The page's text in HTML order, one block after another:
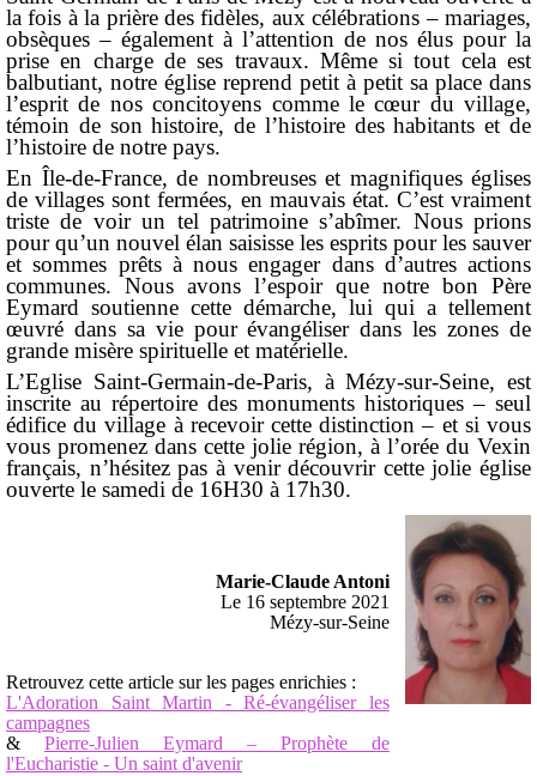
la fois à la prière des fidèles, aux célébrations – mariages,
obsèques – également à l’attention de nos élus pour la
prise en charge de ses travaux. Même si tout cela est
balbutiant, notre église reprend petit à petit sa place dans
l’esprit de nos concitoyens comme le cœur du village,
témoin de son histoire, de l’histoire des habitants et de
l’histoire de notre pays.
En Île-de-France, de nombreuses et magnifiques églises
de villages sont fermées, en mauvais état. C’est vraiment
triste de voir un tel patrimoine s’abîmer. Nous prions
pour qu’un nouvel élan saisisse les esprits pour les sauver
et sommes prêts à nous engager dans d’autres actions
communes. Nous avons l’espoir que notre bon Père
Eymard soutienne cette démarche, lui qui a tellement
œuvré dans sa vie pour évangéliser dans les zones de
grande misère spirituelle et matérielle.
L’Eglise Saint-Germain-de-Paris, à Mézy-sur-Seine, est
inscrite au répertoire des monuments historiques – seul
édifice du village à recevoir cette distinction – et si vous
vous promenez dans cette jolie région, à l’orée du Vexin
français, n’hésitez pas à venir découvrir cette jolie église
ouverte le samedi de 16H30 à 17h30.
Marie-Claude Antoni
Le 16 septembre 2021
Mézy-sur-Seine
Retrouvez cette article sur les pages enrichies :
L'Adoration Saint Martin - Ré-évangéliser les
campagnes
& Pierre-Julien Eymard – Prophète de
l'Eucharistie - Un saint d'avenir